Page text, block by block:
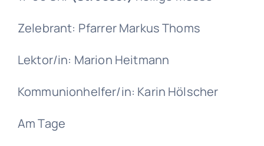
Zelebrant: Pfarrer Markus Thoms
Lektor/in: Marion Heitmann
Kommunionhelfer/in: Karin Hölscher
Am Tage